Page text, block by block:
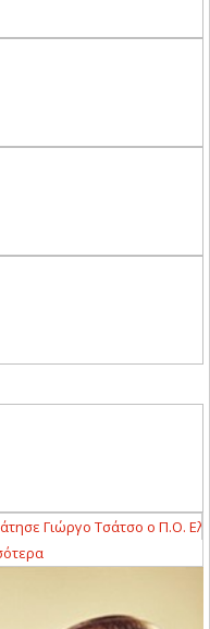
Γιώργο Τσάτσο ο Π.Ο.